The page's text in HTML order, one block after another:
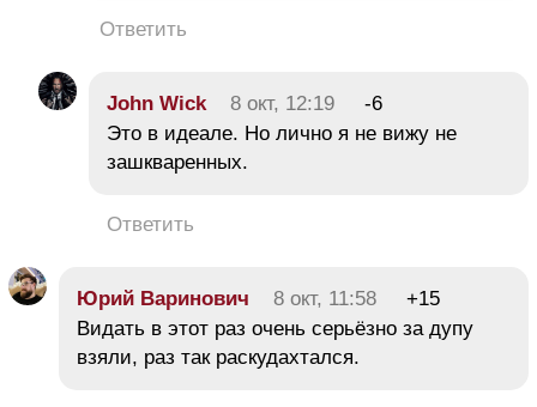
Ответить
John Wick 8 окт, 12:19
-6
Это в идеале. Но лично я не вижу не
зашкваренных.
Ответить
Юрий Варинович 8 окт, 11:58
+15
Видать в этот раз очень серьёзно за дупу
взяли, раз так раскудахтался.